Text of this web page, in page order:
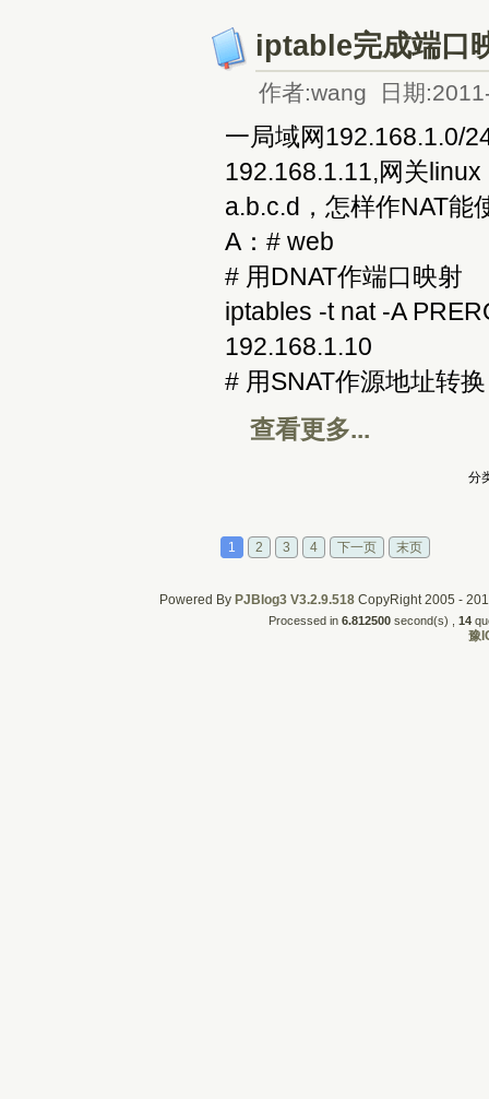
iptable完成端口
作者:wang 日期
一局域网192.168.1.0/
192.168.1.11,网关
a.b.c.d，怎样作NAT能
A：# web
# 用DNAT作端口映射
iptables -t nat -A
192.168.1.10
# 用SNAT作源地址转
查看更多...
分
1 2 3 4 下一页 末页
Powered By PJBlog3 V3.2.9.518CopyRight 2005 -
Processed in 6.812500second(s) , 14
豫